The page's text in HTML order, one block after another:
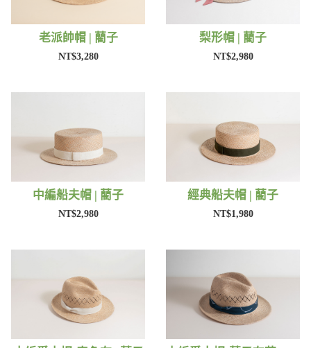
老派帥帽 | 藺子
NT$3,280
梨形帽 | 藺子
NT$2,980
中編船夫帽 | 藺子
NT$2,980
經典船夫帽 | 藺子
NT$1,980